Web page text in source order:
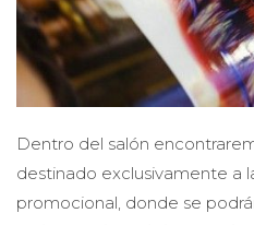
Dentro del salón
destinado exclusivamente a
promocional, donde se